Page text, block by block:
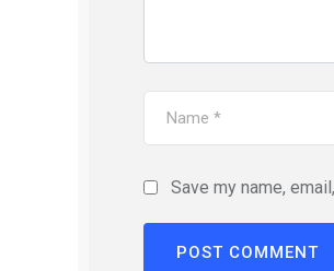
Save my name,